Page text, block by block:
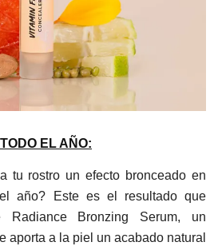
EL AÑO:
tu rostro un efecto bronceado en
año? Este es el resultado que
Radiance Bronzing Serum, un
aporta a la piel un acabado natural